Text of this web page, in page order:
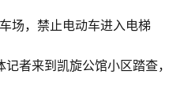
场，禁止电动车进入电梯
记者来到凯旋公馆小区踏查